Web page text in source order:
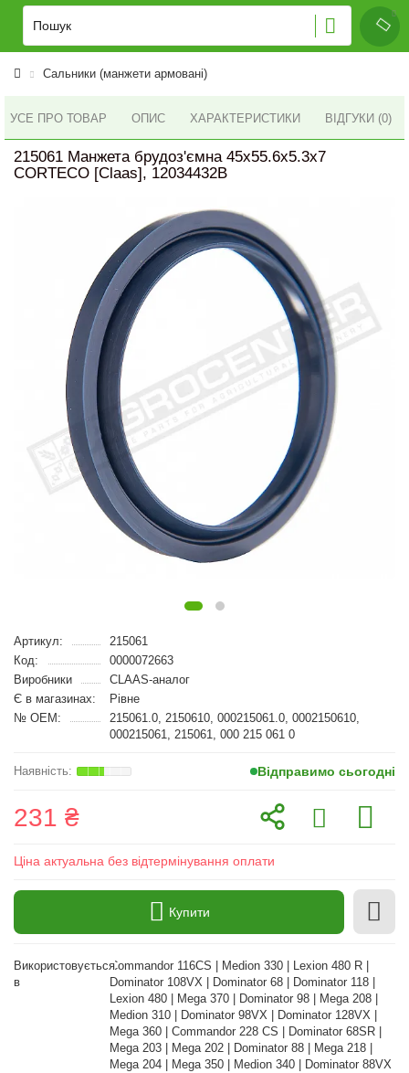
Сальники (манжети армовані)
УСЕ ПРО ТОВАР ОПИС ХАРАКТЕРИСТИКИ ВІДГУКИ (0)
215061 Манжета брудоз'ємна 45x55.6x5.3x7
CORTECO [Claas], 12034432B
Артикул:
215061
Код:
0000072663
Виробники
CLAAS-аналог
Є в магазинах:
Рівне
№ OEM:
215061.0, 2150610, 000215061.0, 0002150610,
000215061, 215061, 000 215 061 0
Відправимо сьогодні
231 ₴
Ціна актуальна без відтермінування оплати
Купити
Використовується
в
Commandor 116CS | Medion 330 | Lexion 480 R |
Dominator 108VX | Dominator 68 | Dominator 118 |
Lexion 480 | Mega 370 | Dominator 98 | Mega 208 |
Medion 310 | Dominator 98VX | Dominator 128VX |
Mega 360 | Commandor 228 CS | Dominator 68SR |
Mega 203 | Mega 202 | Dominator 88 | Mega 218 |
Mega 204 | Mega 350 | Medion 340 | Dominator 88VX